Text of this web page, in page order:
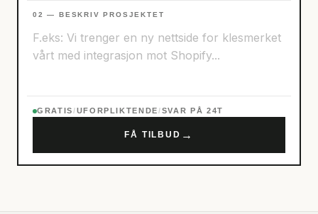
02 — BESKRIV PROSJEKTET
GRATIS/UFORPLIKTENDE/SVAR PÅ 24T
FÅ TILBUD →